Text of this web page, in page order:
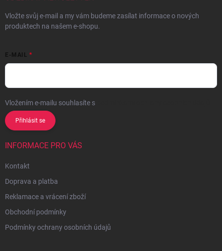
Vložte svůj e-mail a my vám budeme zasílat informace o nových
produktech na našem e-shopu.
E-MAIL
Vložením e-mailu souhlasíte s
Přihlásit se
INFORMACE PRO VÁS
Kontakt
Doprava a platba
Reklamace a vrácení zboží
Obchodní podmínky
Podmínky ochrany osobních údajů